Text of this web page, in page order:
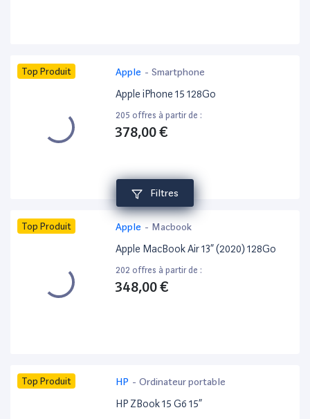
Filtres
Top Produit Apple - Smartphone
Apple iPhone 15 128Go
205 offres à partir de :
378,00 €
Top Produit Apple - Macbook
Apple MacBook Air 13” (2020) 128Go
202 offres à partir de :
348,00 €
Top Produit HP - Ordinateur portable
HP ZBook 15 G6 15”